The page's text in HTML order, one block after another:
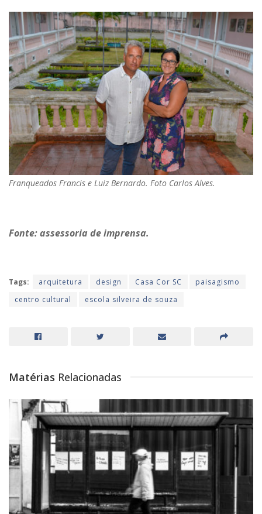
Franqueados Francis e Luiz Bernardo. Foto Carlos Alves.
Fonte: assessoria de imprensa.
Tags: arquitetura design Casa Cor SC
paisagismo
centro cultural
escola silveira de souza
Matérias Relacionadas